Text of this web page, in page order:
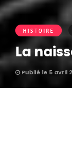
HISTOIRE
La
Publié le 5 avril